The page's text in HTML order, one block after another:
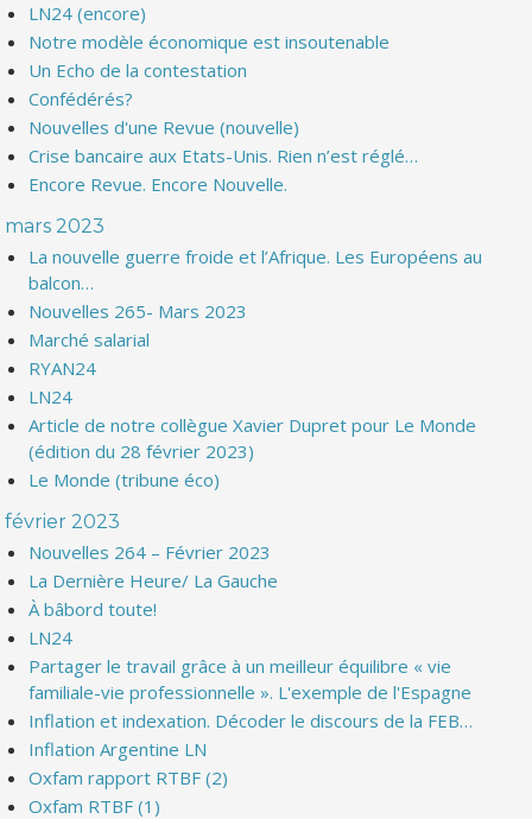
LN24 (encore)
Notre modèle économique est insoutenable
Un Echo de la contestation
Confédérés?
Nouvelles d'une Revue (nouvelle)
Crise bancaire aux Etats-Unis. Rien n’est réglé…
Encore Revue. Encore Nouvelle.
mars 2023
La nouvelle guerre froide et l’Afrique. Les Européens au
balcon…
Nouvelles 265- Mars 2023
Marché salarial
RYAN24
LN24
Article de notre collègue Xavier Dupret pour Le Monde
(édition du 28 février 2023)
Le Monde (tribune éco)
février 2023
Nouvelles 264 – Février 2023
La Dernière Heure/ La Gauche
À bâbord toute!
LN24
Partager le travail grâce à un meilleur équilibre « vie
familiale-vie professionnelle ». L'exemple de l'Espagne
Inflation et indexation. Décoder le discours de la FEB…
Inflation Argentine LN
Oxfam rapport RTBF (2)
Oxfam RTBF (1)